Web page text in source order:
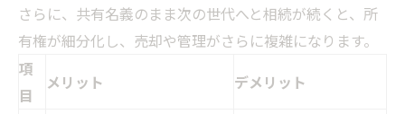
さらに、共有名義のまま次の世代へと相続が続くと、所
有権が細分化し、売却や管理がさらに複雑になります。
項
目
メリット
デメリット